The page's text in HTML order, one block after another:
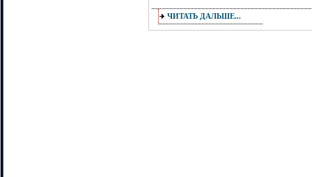
ЧИТАТЬ ДАЛЬШЕ...